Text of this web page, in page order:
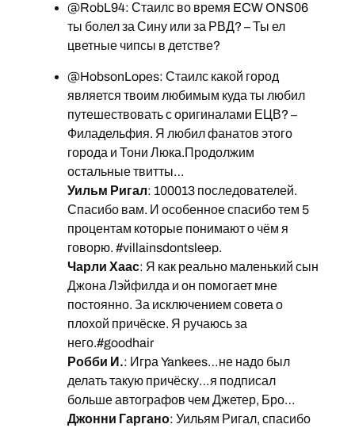
@RobL94: Стаилс во время ECW ONS06
ты болел за Сину или за РВД? – Ты ел
цветные чипсы в детстве?
@HobsonLopes: Стаилс какой город
является твоим любимым куда ты любил
путешествовать с оригиналами ЕЦВ? –
Филадельфия. Я любил фанатов этого
города и Тони Люка.Продолжим
остальные твитты…
Уильм Ригал: 100013 последователей.
Спасибо вам. И особенное спасибо тем 5
процентам которые понимают о чём я
говорю. #villainsdontsleep.
Чарли Хаас: Я как реально маленький сын
Джона Лэйфилда и он помогает мне
постоянно. За исключением совета о
плохой причёске. Я ручаюсь за
него.#goodhair
Робби И.: Игра Yankees…не надо был
делать такую причёску…я подписал
больше автографов чем Джетер, Бро…
Джонни Гаргано: Уильям Ригал, спасибо